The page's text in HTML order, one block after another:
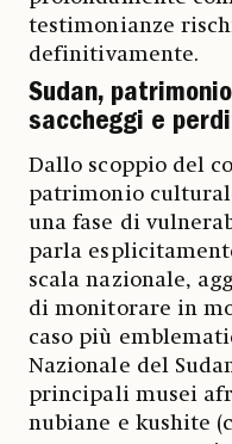
testimonianze
definitivamente.
Sudan,
saccheggi e
Dallo scoppio del
patrimonio
una fase di
parla
scala nazionale,
di monitorare in
caso più
Nazionale del
principali musei
nubiane e kushite